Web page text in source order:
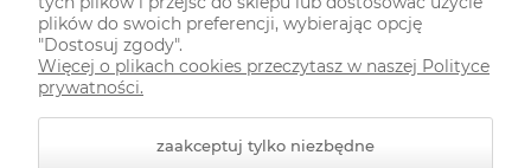
plików do swoich preferencji, wybierając opcję
"Dostosuj zgody".
Więcej o plikach cookies przeczytasz w naszej Polityce
prywatności.
zaakceptuj tylko niezbędne